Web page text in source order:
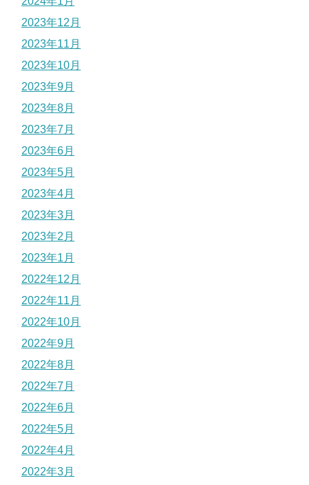
2023年12月
2023年11月
2023年10月
2023年9月
2023年8月
2023年7月
2023年6月
2023年5月
2023年4月
2023年3月
2023年2月
2023年1月
2022年12月
2022年11月
2022年10月
2022年9月
2022年8月
2022年7月
2022年6月
2022年5月
2022年4月
2022年3月